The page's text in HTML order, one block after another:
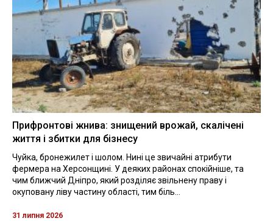
Прифронтові жнива: знищений врожай, скалічені
життя і збитки для бізнесу
Чуйка, бронежилет і шолом. Нині це звичайні атрибути
фермера на Херсонщині. У деяких районах спокійніше, та
чим ближчий Дніпро, який розділяє звільнену праву і
окуповану ліву частину області, тим біль...
31 липня 2026